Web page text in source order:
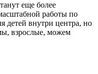
еще более
работы по
детей внутри центра, но
взрослые, можем